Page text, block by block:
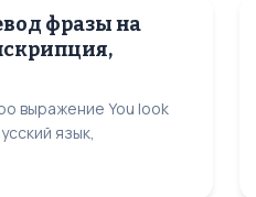
фразы на
выражение You look
язык,